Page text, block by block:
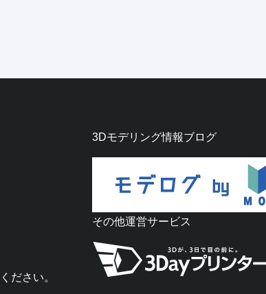
ださい。
3Dモデリング情報ブログ
その他運営サービス